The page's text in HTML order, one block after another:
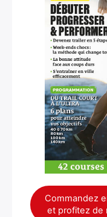
Commandez
et profitez de